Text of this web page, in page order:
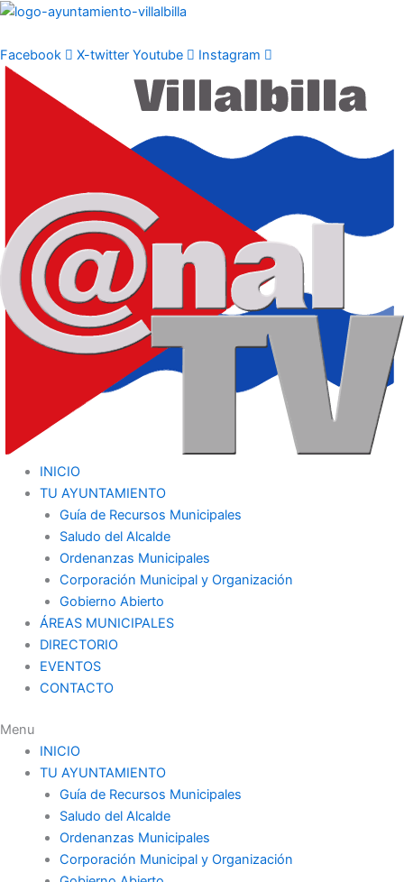
Ir
contenido
Facebook X-twitter Youtube Instagram
INICIO
TU AYUNTAMIENTO
Guía de Recursos Municipales
Saludo del Alcalde
Ordenanzas Municipales
Corporación Municipal y Organización
Gobierno Abierto
ÁREAS MUNICIPALES
DIRECTORIO
EVENTOS
CONTACTO
Menu
INICIO
TU AYUNTAMIENTO
Guía de Recursos Municipales
Saludo del Alcalde
Ordenanzas Municipales
Corporación Municipal y Organización